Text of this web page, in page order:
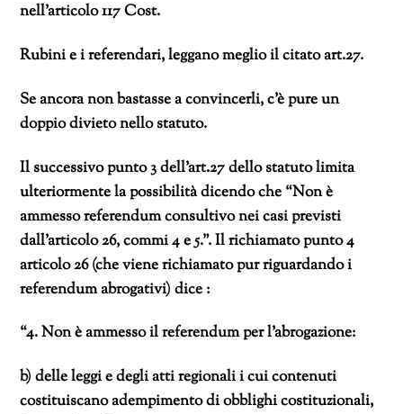
nell’articolo 117 Cost.
Rubini e i referendari, leggano meglio il citato art.27.
Se ancora non bastasse a convincerli, c’è pure un
doppio divieto nello statuto.
Il successivo punto 3 dell’art.27 dello statuto limita
ulteriormente la possibilità dicendo che “Non è
ammesso referendum consultivo nei casi previsti
dall’articolo 26, commi 4 e 5.”. Il richiamato punto 4
articolo 26 (che viene richiamato pur riguardando i
referendum abrogativi) dice :
“4. Non è ammesso il referendum per l’abrogazione:
b) delle leggi e degli atti regionali i cui contenuti
costituiscano adempimento di obblighi costituzionali,